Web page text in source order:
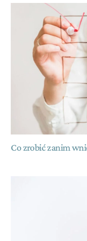
Co zrobić zanim